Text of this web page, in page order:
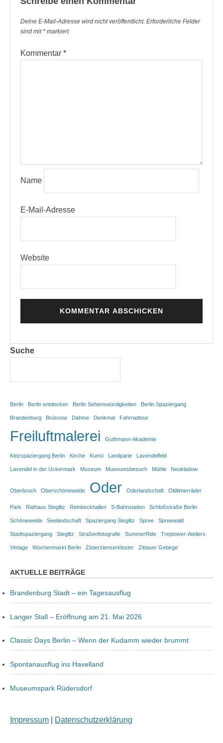
Deine E-Mail-Adresse wird nicht veröffentlicht. Erforderliche Felder
sind mit* markiert
Kommentar *
Name
E-Mail-Adresse
Website
Suche
Berlin Berlin entdecken Berlin Sehenswürdigkeiten Berlin Spaziergang
Brandenburg Brüssow Dahme Denkmal Fahrradtour
Freiluftmalerei Guthmann-Akademie
Kiezspaziergang Berlin Kirche Kunst Landparie Lavendelfeld
Lavendel in der Uckermark Museum Museumsbesuch Mühle Neukladow
Oberbruch Oberschöneweide Oder Oderlandschaft Oldtimerräder
Park Rathaus Steglitz Reinbeckhallen S-Bahnstation Schloßstraße Berlin
Schöneweide Seelandschaft Spaziergang Steglitz Spree Spreewald
Stadtspaziergang Steglitz Straßenfotografie SummerRide Treptower-Ateliers
Vintage Wochenmarkt Berlin Zisterzienserkloster Zittauer Gebirge
AKTUELLE BEITRÄGE
Brandenburg Stadt – ein Tagesausflug
Langer Stall – Eröffnung am 21. Mai 2026
Classic Days Berlin – Wenn der Kudamm wieder brummt
Spontanausflug ins Havelland
Museumspark Rüdersdorf
Impressum Datenschutzerklärung